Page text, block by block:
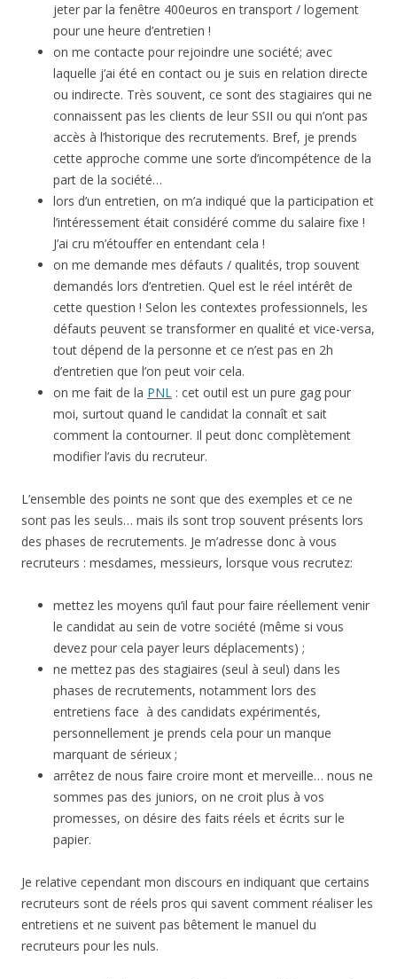
jeter par la fenêtre 400euros en transport / logement
pour une heure d’entretien !
on me contacte pour rejoindre une société; avec
laquelle j’ai été en contact ou je suis en relation directe
ou indirecte. Très souvent, ce sont des stagiaires qui ne
connaissent pas les clients de leur SSII ou qui n’ont pas
accès à l’historique des recrutements. Bref, je prends
cette approche comme une sorte d’incompétence de la
part de la société…
lors d’un entretien, on m’a indiqué que la participation et
l’intéressement était considéré comme du salaire fixe !
J’ai cru m’étouffer en entendant cela !
on me demande mes défauts / qualités, trop souvent
demandés lors d’entretien. Quel est le réel intérêt de
cette question ! Selon les contextes professionnels, les
défauts peuvent se transformer en qualité et vice-versa,
tout dépend de la personne et ce n’est pas en 2h
d’entretien que l’on peut voir cela.
on me fait de la PNL : cet outil est un pure gag pour
moi, surtout quand le candidat la connaît et sait
comment la contourner. Il peut donc complètement
modifier l’avis du recruteur.
L’ensemble des points ne sont que des exemples et ce ne
sont pas les seuls… mais ils sont trop souvent présents lors
des phases de recrutements. Je m’adresse donc à vous
recruteurs : mesdames, messieurs, lorsque vous recrutez:
mettez les moyens qu’il faut pour faire réellement venir
le candidat au sein de votre société (même si vous
devez pour cela payer leurs déplacements) ;
ne mettez pas des stagiaires (seul à seul) dans les
phases de recrutements, notamment lors des
entretiens face à des candidats expérimentés,
personnellement je prends cela pour un manque
marquant de sérieux ;
arrêtez de nous faire croire mont et merveille… nous ne
sommes pas des juniors, on ne croit plus à vos
promesses, on désire des faits réels et écrits sur le
papier.
Je relative cependant mon discours en indiquant que certains
recruteurs sont de réels pros qui savent comment réaliser les
entretiens et ne suivent pas bêtement le manuel du
recruteurs pour les nuls.